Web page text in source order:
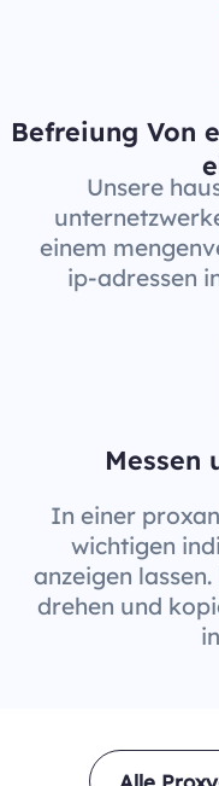
Befreiung Von
Unsere
einem
ip-adressen
Messen
In einer
wichtigen
anzeigen
drehen und